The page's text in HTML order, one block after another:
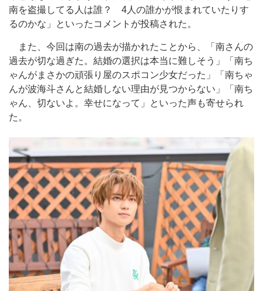
南を盗撮してる人は誰？ 4人の誰かが恨まれていたりす
るのかな」といったコメントが投稿された。
また、今回は南の過去が描かれたことから、「南さんの
過去が切な過ぎた。結婚の選択は本当に難しそう」「南ち
ゃんがまさかの頑張り屋のスポコン少女だった」「南ちゃ
んが波海斗さんと結婚しない理由が見つからない」「南ち
ゃん、切ないよ。幸せになって」といった声も寄せられ
た。